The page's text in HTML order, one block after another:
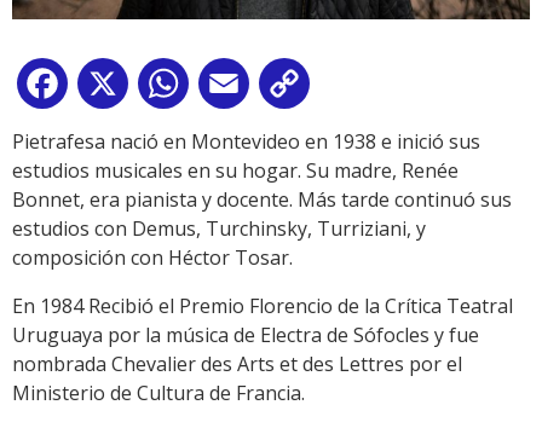
Facebook
X WhatsApp
Email
Link
Pietrafesa nació en Montevideo en 1938 e inició sus
estudios musicales en su hogar. Su madre, Renée
Bonnet, era pianista y docente. Más tarde continuó sus
estudios con Demus, Turchinsky, Turriziani, y
composición con Héctor Tosar.
En 1984 Recibió el Premio Florencio de la Crítica Teatral
Uruguaya por la música de Electra de Sófocles y fue
nombrada Chevalier des Arts et des Lettres por el
Ministerio de Cultura de Francia.